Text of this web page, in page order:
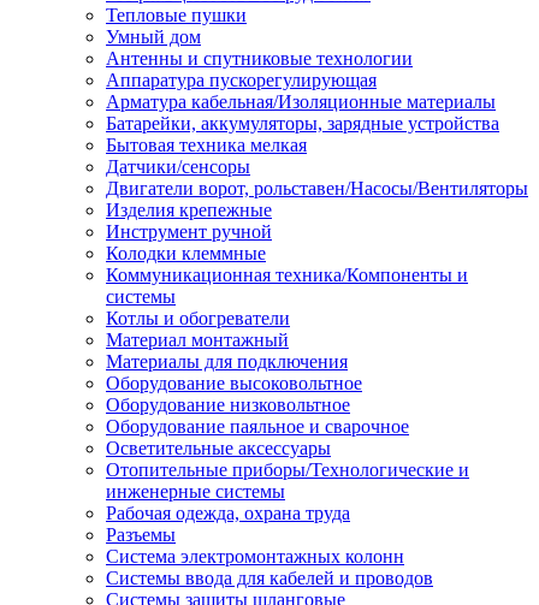
Тепловые пушки
Умный дом
Антенны и спутниковые технологии
Аппаратура пускорегулирующая
Арматура кабельная/Изоляционные материалы
Батарейки, аккумуляторы, зарядные устройства
Бытовая техника мелкая
Датчики/сенсоры
Двигатели ворот, рольставен/Насосы/Вентиляторы
Изделия крепежные
Инструмент ручной
Колодки клеммные
Коммуникационная техника/Компоненты и
системы
Котлы и обогреватели
Материал монтажный
Материалы для подключения
Оборудование высоковольтное
Оборудование низковольтное
Оборудование паяльное и сварочное
Осветительные аксессуары
Отопительные приборы/Технологические и
инженерные системы
Рабочая одежда, охрана труда
Разъемы
Система электромонтажных колонн
Системы ввода для кабелей и проводов
Системы защиты шланговые